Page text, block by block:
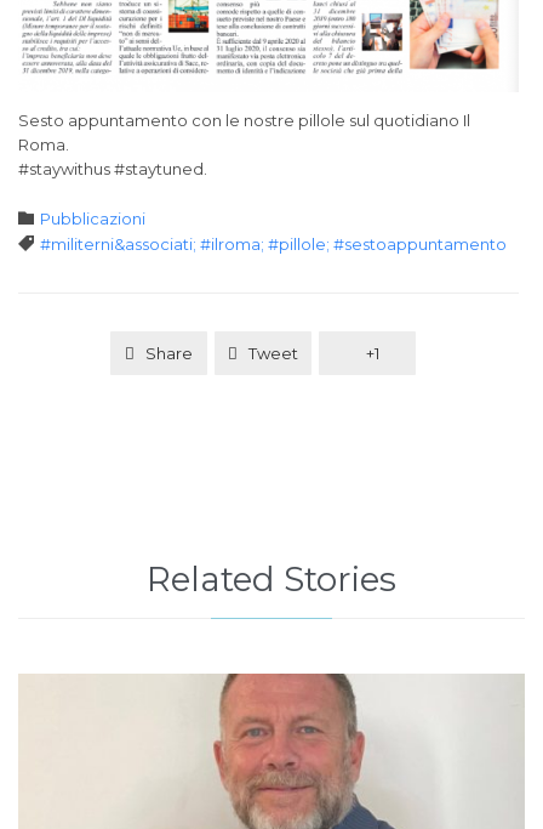
Sesto appuntamento con le nostre pillole sul quotidiano Il
Roma.
#staywithus #staytuned.
 Category
Pubblicazioni
 Tags
#militerni&associati; #ilroma; #pillole; #sestoappuntamento
Share Tweet +1
Related Stories